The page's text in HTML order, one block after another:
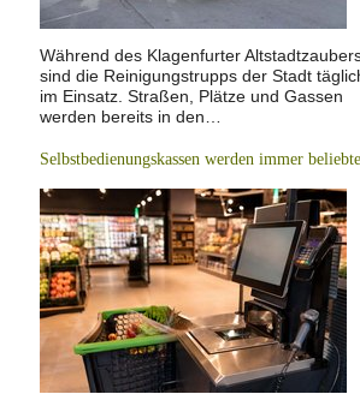
Während des Klagenfurter
sind die Reinigungstrupps der Stadt
im Einsatz. Straßen, Plätze und Gassen
werden bereits in den…
Selbstbedienungskassen werden immer